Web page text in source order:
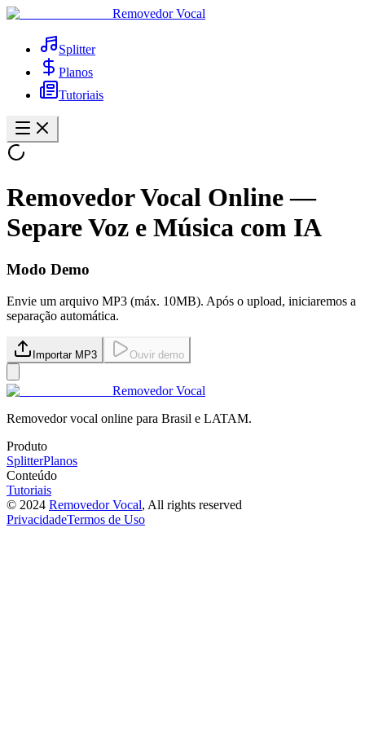
Removedor Vocal
Splitter
Planos
Tutoriais
Removedor Vocal Online —
Separe Voz e Música com IA
Modo Demo
Envie um arquivo MP3 (máx. 10MB). Após o upload, iniciaremos a
separação automática.
Importar MP3 Ouvir demo
Removedor Vocal
Removedor vocal online para Brasil e LATAM.
Produto
SplitterPlanos
Conteúdo
Tutoriais
© 2024 Removedor Vocal, All rights reserved
PrivacidadeTermos de Uso